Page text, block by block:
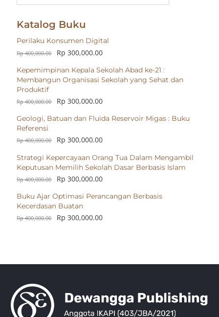
Katalog Buku
Perilaku Konsumen Digital
Rp400,000.00 Rp 300,000.00
Kepemimpinan Kepala Sekolah Abad ke-21 :
Membangun Organisasi Sekolah yang Sehat dan
Produktif
Rp400,000.00 Rp 300,000.00
Geologi, Batuan dan Fluida Reservoir Migas : Buku
Referensi
Rp400,000.00 Rp 300,000.00
Strategi Kepercayaan Orang Tua Dalam Mengambil
Keputusan Memilih Sekolah Dasar Berbasis Islam
Rp400,000.00 Rp 300,000.00
Buku Ajar Optimasi Perancangan Berbasis
Kecerdasan Buatan
Rp400,000.00 Rp 300,000.00